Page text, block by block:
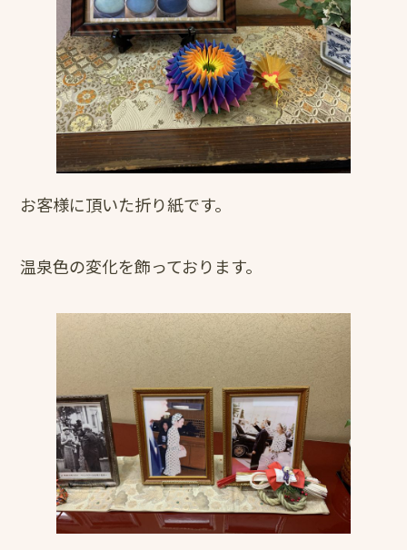
お客様に頂いた折り紙です。
温泉色の変化を飾っております。